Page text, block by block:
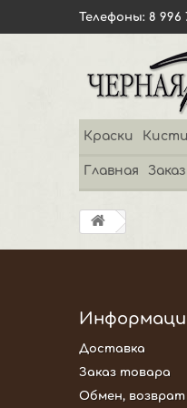
Телефоны: 8 996
Краски Кисти
Главная
Доставка
Заказ товара
Обмен, возврат